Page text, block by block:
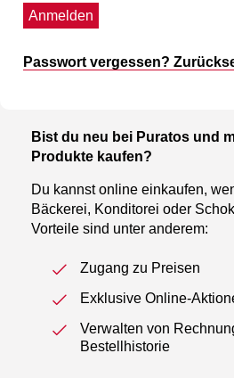
Anmelden
Passwort vergessen?
Bist du neu bei Puratos und
Produkte kaufen?
Du kannst online einkaufen,
Bäckerei, Konditorei oder
Vorteile sind unter anderem:
Zugang zu Preisen
Exklusive Online-
Verwalten von
Bestellhistorie